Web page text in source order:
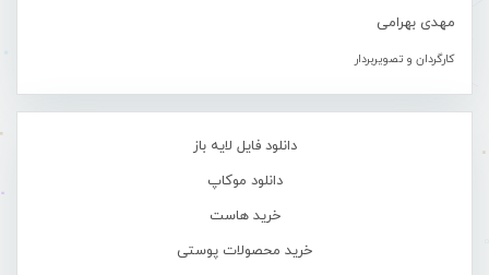
مهدی بهرامی
کارگردان و تصویربردار
دانلود فایل لایه باز
دانلود موکاپ
خرید هاست
خرید محصولات پوستی